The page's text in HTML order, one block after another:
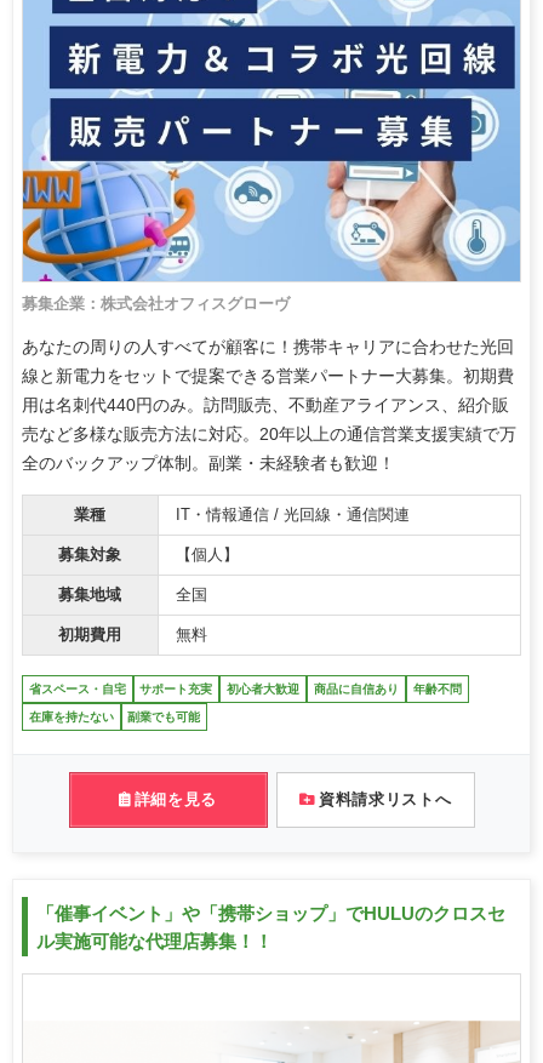
募集企業：株式会社オフィスグローヴ
あなたの周りの人すべてが顧客に！携帯キャリアに合わせた光回
線と新電力をセットで提案できる営業パートナー大募集。初期費
用は名刺代440円のみ。訪問販売、不動産アライアンス、紹介販
売など多様な販売方法に対応。20年以上の通信営業支援実績で万
全のバックアップ体制。副業・未経験者も歓迎！
業種 IT・情報通信 / 光回線・通信関連
募集対象 【個人】
募集地域 全国
初期費用 無料
省スペース・自宅 サポート充実 初心者大歓迎 商品に自信あり 年齢不問
在庫を持たない 副業でも可能
詳細を見る 資料請求リストへ
「催事イベント」や「携帯ショップ」でHULUのクロスセ
ル実施可能な代理店募集！！